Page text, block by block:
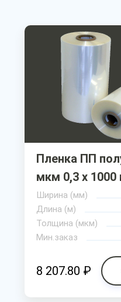
Пленка ПП
мкм 0,3 х 1000
Ширина (мм)
Длина (м)
Толщина (мкм)
Мин.заказ
8 207.80 ₽